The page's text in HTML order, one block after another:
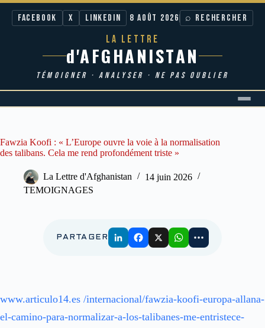
Facebook X LinkedIn 8 AOÛT 2026 ⌕ RECHERCHER
LA LETTRE
d'AFGHANISTAN
TÉMOIGNER · ANALYSER · NE PAS OUBLIER
Fawzia Koofi : « L’Europe ouvre la voie à la normalisation
des talibans. Cela me rend profondément triste »
La Lettre d'Afghanistan
14 juin 2026
TEMOIGNAGES
PARTAGER
www.articulo14.es /internacional/fawzia-koofi-europa-allana-
el-camino-para-normalizar-a-los-talibanes-me-entristece-